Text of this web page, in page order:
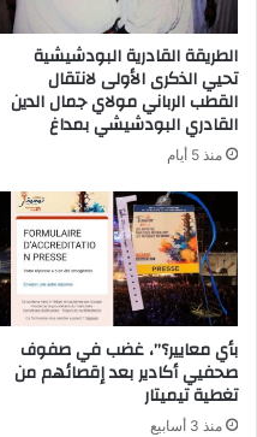
الطريقة القادرية البودشيشية
تحيي الذكرى الأولى لانتقال
القطب الرباني مولاي جمال الدين
القادري البودشيشي بمداغ
منذ 5 أيام
بأي معايير؟”، غضب في صفوف
صحفيي أكادير بعد إقصائهم من
تغطية تيميتار
منذ 3 أسابيع